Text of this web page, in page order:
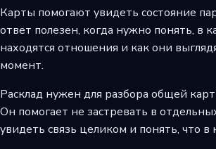
Карты помогают увидеть состояние
ответ полезен, когда нужно понять, в
находятся отношения и как они
момент.
Расклад нужен для разбора общей
Он помогает не застревать в
увидеть связь целиком и понять, что в